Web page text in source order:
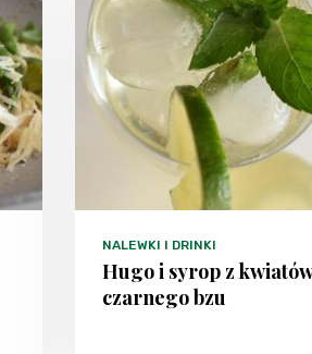
NALEWKI I DRINKI
Hugo i syrop z kwiatów
czarnego bzu